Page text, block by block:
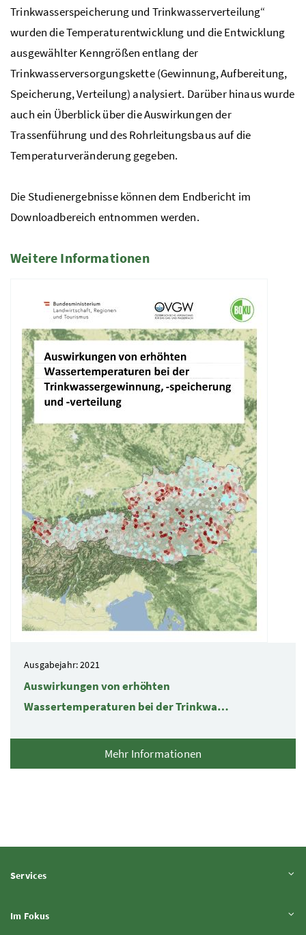
Trinkwasserspeicherung und Trinkwasserverteilung“
wurden die Temperaturentwicklung und die Entwicklung
ausgewählter Kenngrößen entlang der
Trinkwasserversorgungskette (Gewinnung, Aufbereitung,
Speicherung, Verteilung) analysiert. Darüber hinaus wurde
auch ein Überblick über die Auswirkungen der
Trassenführung und des Rohrleitungsbaus auf die
Temperaturveränderung gegeben.
Die Studienergebnisse können dem Endbericht im
Downloadbereich entnommen werden.
Weitere Informationen
Ausgabejahr: 2021
Auswirkungen von erhöhten
Wassertemperaturen bei der Trinkwa…
Mehr Informationen
ServicesInhalt aufklappen
Im FokusInhalt aufklappen